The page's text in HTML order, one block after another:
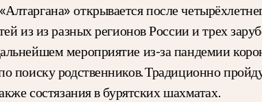
открывается после
из из разных регионов России и трех
мероприятие из-за пандемии
поиску родственников. Традиционно
состязания в бурятских шахматах.